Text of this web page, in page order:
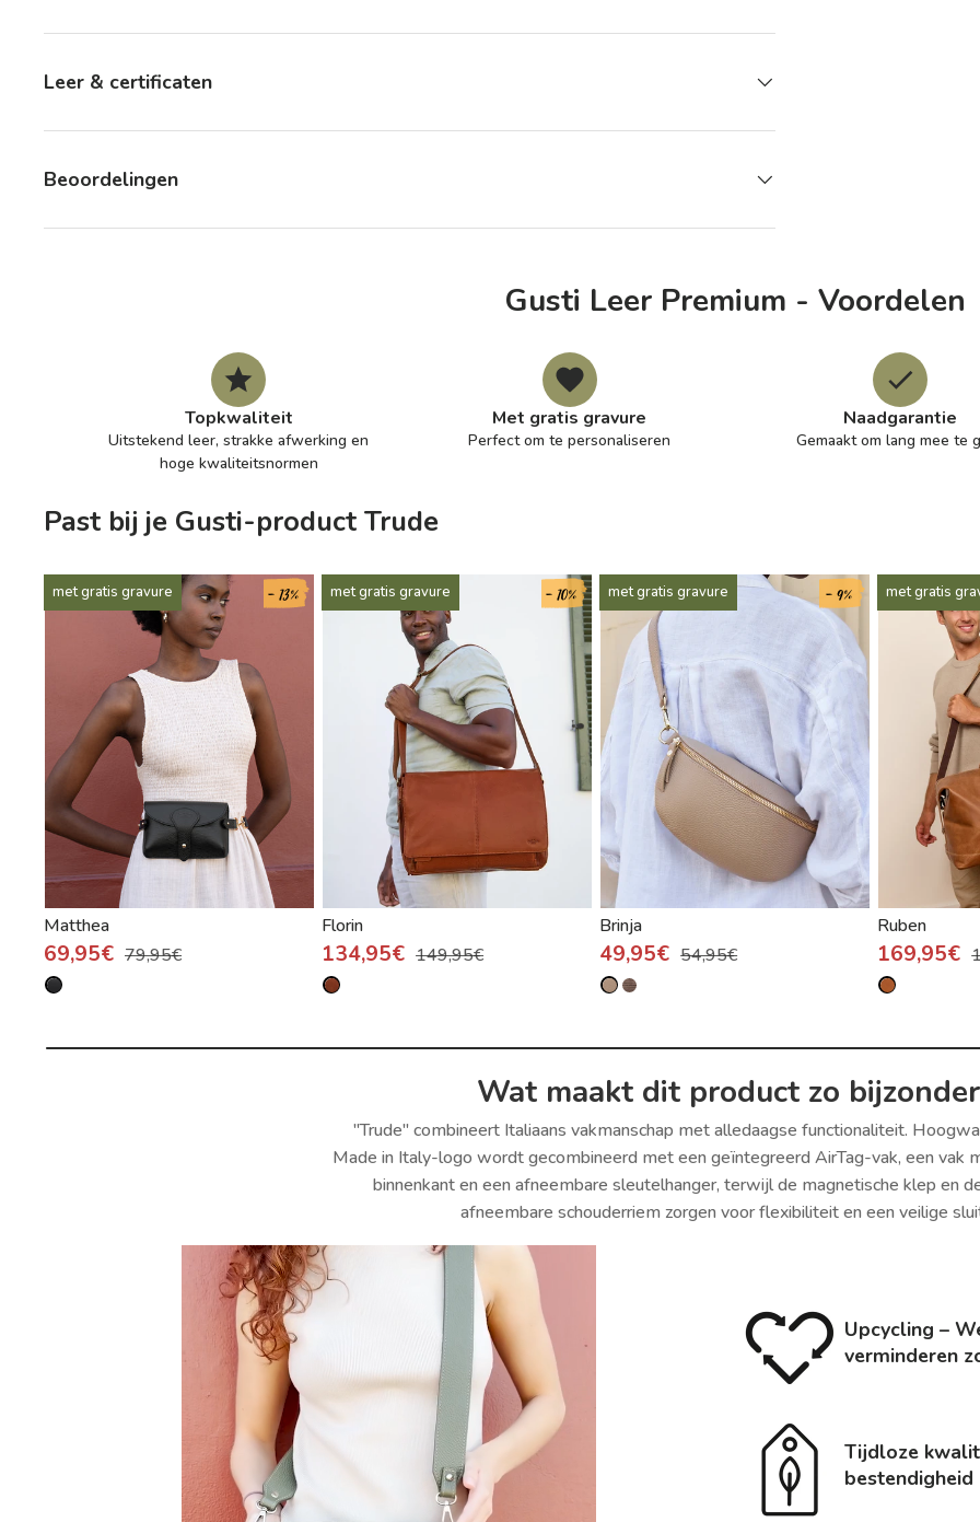
Leer & certificaten
Beoordelingen
Gusti Leer Premium - Voordelen
Topkwaliteit
Uitstekend leer, strakke afwerking en
hoge kwaliteitsnormen
Met gratis gravure
Perfect om te personaliseren
Naadgarantie
Gemaakt om lang mee te
Past bij je Gusti-product Trude
met gratis gravure - 13%
Matthea
69,95€ 79,95€
met gratis gravure - 10%
Florin
134,95€ 149,95€
met gratis gravure - 9%
Brinja
49,95€ 54,95€
met gratis
Ruben
169,95€
Wat maakt dit product zo
"Trude" combineert Italiaans vakmanschap met alledaagse functionaliteit.
Made in Italy-logo wordt gecombineerd met een geïntegreerd AirTag-vak, een vak
binnenkant en een afneembare sleutelhanger, terwijl de magnetische klep en
afneembare schouderriem zorgen voor flexibiliteit en een veilige
Upcycling –
verminderen
Tijdloze
bestendigheid